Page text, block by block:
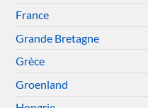
France
Grande Bretagne
Grèce
Groenland